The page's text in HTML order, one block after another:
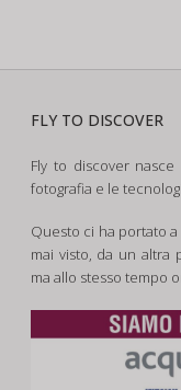
FLY TO DISCOVER
Fly to discover
fotografia e le
Questo ci ha portato
mai visto, da un altra
ma allo stesso tempo